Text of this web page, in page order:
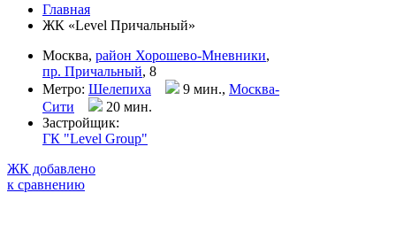
Главная
ЖК «Level Причальный»
Москва, район Хорошево-Мневники,
пр. Причальный, 8
Метро: Шелепиха 9 мин., Москва-
Сити
20 мин.
Застройщик:
ГК "Level Group"
ЖК добавлено
к сравнению